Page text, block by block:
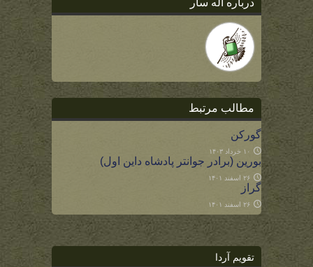
درباره اله سار
مطالب مرتبط
گورکن
۱۰ خرداد ۱۴۰۳
بورین (برادر جوانتر پادشاه داین اول)
۲۶ اسفند ۱۴۰۱
گراز
۲۶ اسفند ۱۴۰۱
تقویم آردا